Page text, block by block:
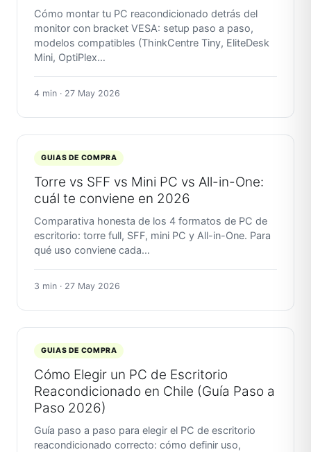
Cómo montar tu PC reacondicionado detrás del
monitor con bracket VESA: setup paso a paso,
modelos compatibles (ThinkCentre Tiny, EliteDesk
Mini, OptiPlex…
4 min · 27 May 2026
GUIAS DE COMPRA
Torre vs SFF vs Mini PC vs All-in-One:
cuál te conviene en 2026
Comparativa honesta de los 4 formatos de PC de
escritorio: torre full, SFF, mini PC y All-in-One. Para
qué uso conviene cada…
3 min · 27 May 2026
GUIAS DE COMPRA
Cómo Elegir un PC de Escritorio
Reacondicionado en Chile (Guía Paso a
Paso 2026)
Guía paso a paso para elegir el PC de escritorio
reacondicionado correcto: cómo definir uso,